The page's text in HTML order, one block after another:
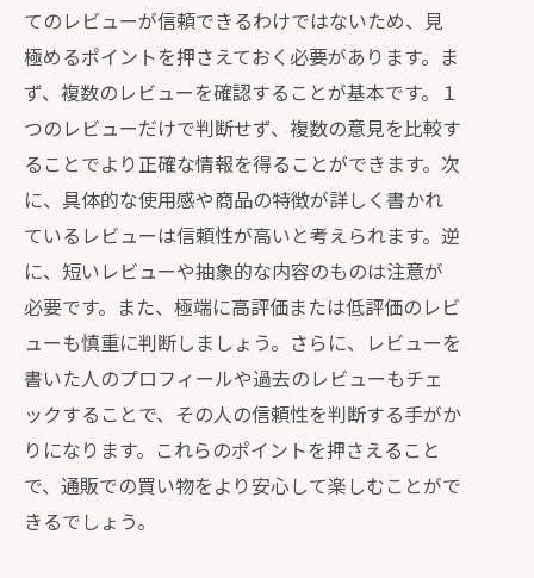
てのレビューが信頼できるわけではないため、見
極めるポイントを押さえておく必要があります。ま
ず、複数のレビューを確認することが基本です。１
つのレビューだけで判断せず、複数の意見を比較す
ることでより正確な情報を得ることができます。次
に、具体的な使用感や商品の特徴が詳しく書かれ
ているレビューは信頼性が高いと考えられます。逆
に、短いレビューや抽象的な内容のものは注意が
必要です。また、極端に高評価または低評価のレビ
ューも慎重に判断しましょう。さらに、レビューを
書いた人のプロフィールや過去のレビューもチェ
ックすることで、その人の信頼性を判断する手がか
りになります。これらのポイントを押さえること
で、通販での買い物をより安心して楽しむことがで
きるでしょう。